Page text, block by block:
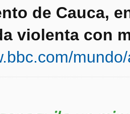
de Cauca,
violenta con